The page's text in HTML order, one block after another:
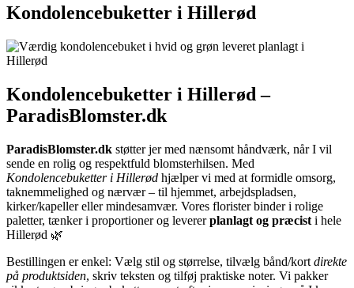
Kondolencebuketter i Hillerød
Kondolencebuketter i Hillerød –
ParadisBlomster.dk
ParadisBlomster.dk støtter jer med nænsomt håndværk, når I vil
sende en rolig og respektfuld blomsterhilsen. Med
Kondolencebuketter i Hillerød hjælper vi med at formidle omsorg,
taknemmelighed og nærvær – til hjemmet, arbejdspladsen,
kirker/kapeller eller mindesamvær. Vores florister binder i rolige
paletter, tænker i proportioner og levererplanlagt og præcist i hele
Hillerød 🌿
Bestillingen er enkel: Vælg stil og størrelse, tilvælg bånd/kort direkte
på produktsiden, skriv teksten og tilføj praktiske noter. Vi pakker